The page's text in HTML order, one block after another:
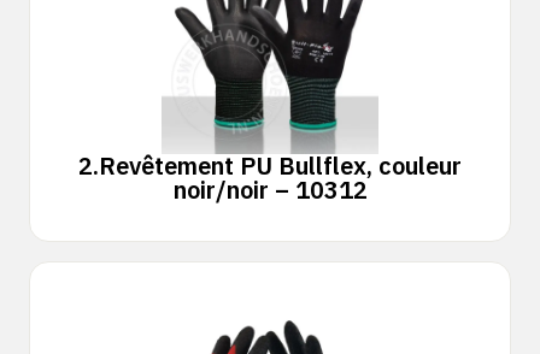
2.Revêtement PU Bullflex, couleur
noir/noir – 10312